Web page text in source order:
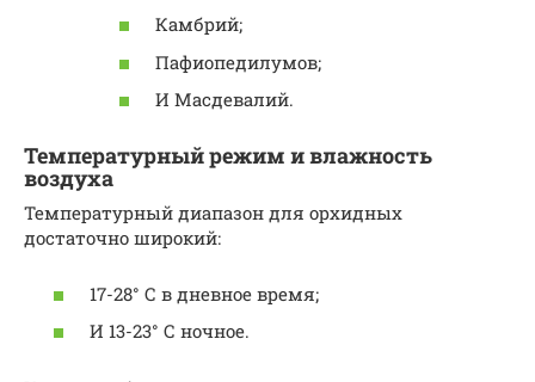
Камбрий;
Пафиопедилумов;
И Масдевалий.
Температурный режим и влажность
воздуха
Температурный диапазон для орхидных
достаточно широкий:
17-28° С в дневное время;
И 13-23° С ночное.